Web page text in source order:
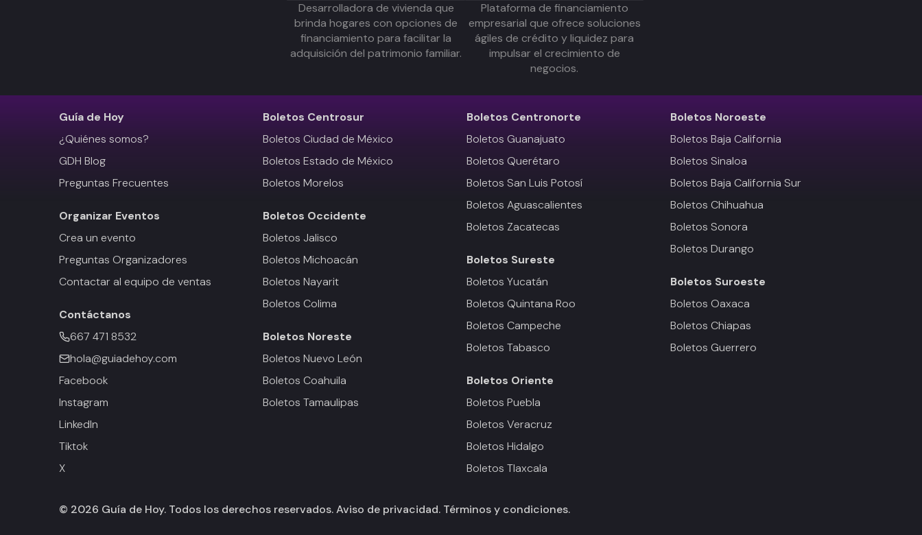
Desarrolladora de vivienda que
brinda hogares con opciones de
financiamiento para facilitar la
adquisición del patrimonio familiar.
Plataforma de financiamiento
empresarial que ofrece soluciones
ágiles de crédito y liquidez para
impulsar el crecimiento de
negocios.
Guía de Hoy
¿Quiénes somos?
GDH Blog
Preguntas Frecuentes
Organizar Eventos
Crea un evento
Preguntas Organizadores
Contactar al equipo de ventas
Contáctanos
667 471 8532
hola@guiadehoy.com
Facebook
Instagram
LinkedIn
Tiktok
X
Boletos Centrosur
Boletos Ciudad de México
Boletos Estado de México
Boletos Morelos
Boletos Occidente
Boletos Jalisco
Boletos Michoacán
Boletos Nayarit
Boletos Colima
Boletos Noreste
Boletos Nuevo León
Boletos Coahuila
Boletos Tamaulipas
Boletos Centronorte
Boletos Guanajuato
Boletos Querétaro
Boletos San Luis Potosí
Boletos Aguascalientes
Boletos Zacatecas
Boletos Sureste
Boletos Yucatán
Boletos Quintana Roo
Boletos Campeche
Boletos Tabasco
Boletos Oriente
Boletos Puebla
Boletos Veracruz
Boletos Hidalgo
Boletos Tlaxcala
Boletos Noroeste
Boletos Baja California
Boletos Sinaloa
Boletos Baja California Sur
Boletos Chihuahua
Boletos Sonora
Boletos Durango
Boletos Suroeste
Boletos Oaxaca
Boletos Chiapas
Boletos Guerrero
© 2026 Guía de Hoy. Todos los derechos reservados.Aviso de privacidad. Términos y condiciones.